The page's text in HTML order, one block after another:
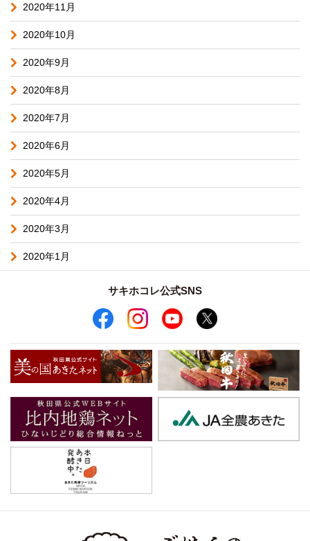
2020年11月
2020年10月
2020年9月
2020年8月
2020年7月
2020年6月
2020年5月
2020年4月
2020年3月
2020年1月
サキホコレ公式SNS